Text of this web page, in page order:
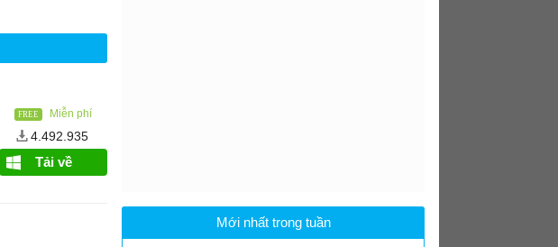
Miễn phí
4.492.935
Tải về
Mới nhất trong tuần